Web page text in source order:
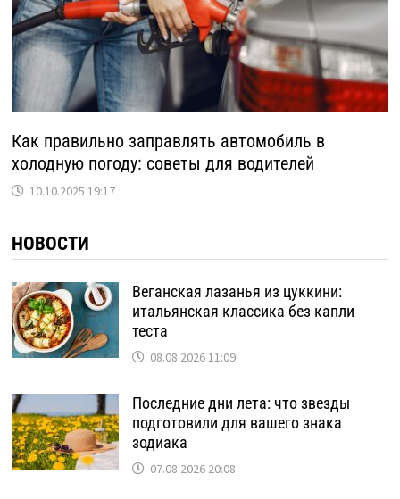
Как правильно заправлять автомобиль в
холодную погоду: советы для водителей
10.10.2025 19:17
НОВОСТИ
Веганская лазанья из цуккини:
итальянская классика без капли
теста
08.08.2026 11:09
Последние дни лета: что звезды
подготовили для вашего знака
зодиака
07.08.2026 20:08